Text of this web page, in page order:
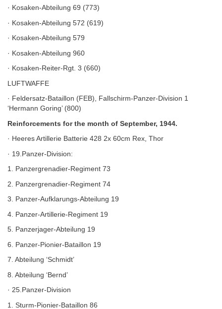
· Kosaken-Abteilung 69 (773)
· Kosaken-Abteilung 572 (619)
· Kosaken-Abteilung 579
· Kosaken-Abteilung 960
· Kosaken-Reiter-Rgt. 3 (660)
LUFTWAFFE
· Feldersatz-Bataillon (FEB), Fallschirm-Panzer-Division 1
‘Hermann Goring’ (800)
Reinforcements for the month of September, 1944.
· Heeres Artillerie Batterie 428 2x 60cm Rex, Thor
· 19.Panzer-Division:
1. Panzergrenadier-Regiment 73
2. Panzergrenadier-Regiment 74
3. Panzer-Aufklarungs-Abteilung 19
4. Panzer-Artillerie-Regiment 19
5. Panzerjager-Abteilung 19
6. Panzer-Pionier-Bataillon 19
7. Abteilung ‘Schmidt’
8. Abteilung ‘Bernd’
· 25.Panzer-Division
1. Sturm-Pionier-Bataillon 86